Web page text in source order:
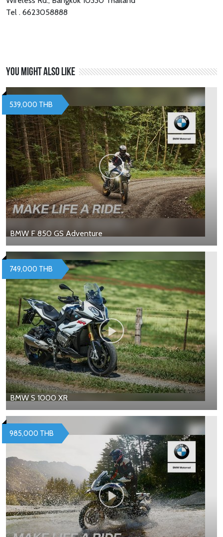
Tel . 6623058888
You might also like
BMW F 850 GS Adventure
539,000 THB
BMW S 1000 XR
749,000 THB
985,000 THB